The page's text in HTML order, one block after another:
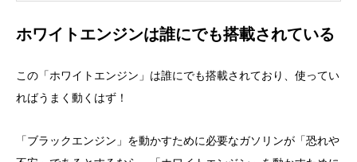
ホワイトエンジンは誰にでも搭載されている
この「ホワイトエンジン」は誰にでも搭載されており、使ってい
ればうまく動くはず！
「ブラックエンジン」を動かすために必要なガソリンが「恐れや